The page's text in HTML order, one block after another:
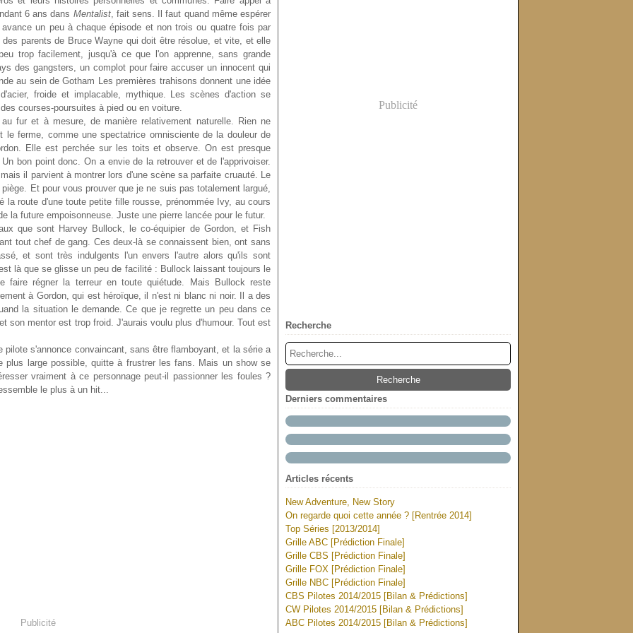
6 ans dans Mentalist, fait sens. Il faut quand même espérer
un peu à chaque épisode et non trois ou quatre fois par
parents de Bruce Wayne qui doit être résolue, et vite, et elle
trop facilement, jusqu'à ce que l'on apprenne, sans grande
des gangsters, un complot pour faire accuser un innocent qui
au sein de Gotham Les premières trahisons donnent une idée
froide et implacable, mythique. Les scènes d'action se
courses-poursuites à pied ou en voiture.
fur et à mesure, de manière relativement naturelle. Rien ne
le ferme, comme une spectatrice omnisciente de la douleur de
Elle est perchée sur les toits et observe. On est presque
bon point donc. On a envie de la retrouver et de l'apprivoiser.
il parvient à montrer lors d'une scène sa parfaite cruauté. Le
Et pour vous prouver que je ne suis pas totalement largué,
route d'une toute petite fille rousse, prénommée Ivy, au cours
la future empoisonneuse. Juste une pierre lancée pour le futur.
que sont Harvey Bullock, le co-équipier de Gordon, et Fish
tout chef de gang. Ces deux-là se connaissent bien, ont sans
et sont très indulgents l'un envers l'autre alors qu'ils sont
là que se glisse un peu de facilité : Bullock laissant toujours le
faire régner la terreur en toute quiétude. Mais Bullock reste
à Gordon, qui est héroïque, il n'est ni blanc ni noir. Il a des
la situation le demande. Ce que je regrette un peu dans ce
son mentor est trop froid. J'aurais voulu plus d'humour. Tout est
pilote s'annonce convaincant, sans être flamboyant, et la série a
plus large possible, quitte à frustrer les fans. Mais un show se
vraiment à ce personnage peut-il passionner les foules ?
le plus à un hit...
Publicité
Publicité
Recherche
Derniers commentaires
Articles récents
New Adventure, New Story
On regarde quoi cette année ? [Rentrée 2014]
Top Séries [2013/2014]
Grille ABC [Prédiction Finale]
Grille CBS [Prédiction Finale]
Grille FOX [Prédiction Finale]
Grille NBC [Prédiction Finale]
CBS Pilotes 2014/2015 [Bilan & Prédictions]
CW Pilotes 2014/2015 [Bilan & Prédictions]
ABC Pilotes 2014/2015 [Bilan & Prédictions]